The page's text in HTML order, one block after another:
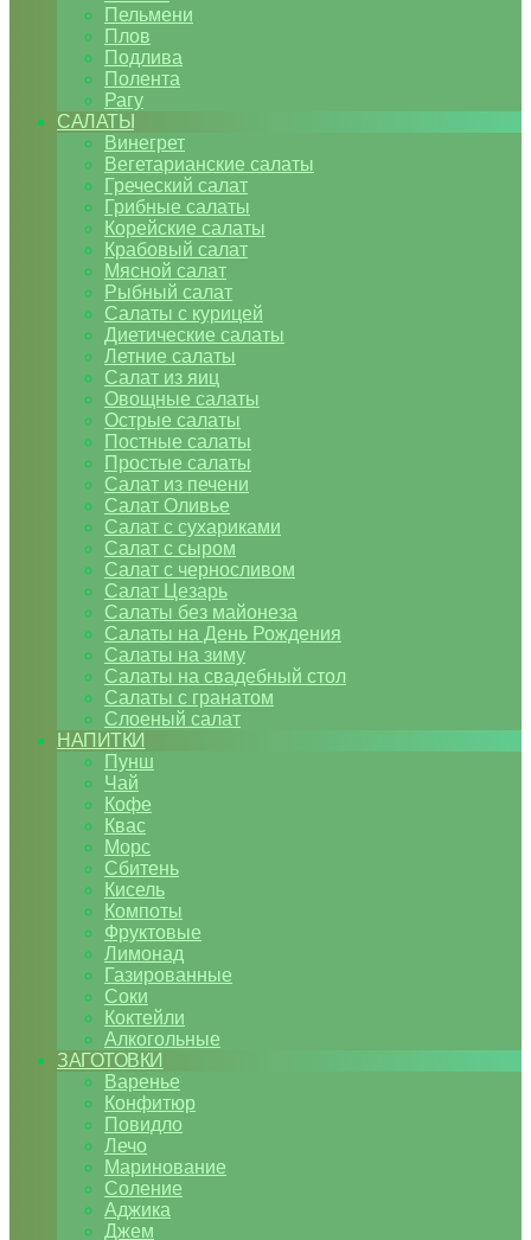
Пельмени
Плов
Подлива
Полента
Рагу
САЛАТЫ
Винегрет
Вегетарианские салаты
Греческий салат
Грибные салаты
Корейские салаты
Крабовый салат
Мясной салат
Рыбный салат
Салаты с курицей
Диетические салаты
Летние салаты
Салат из яиц
Овощные салаты
Острые салаты
Постные салаты
Простые салаты
Салат из печени
Салат Оливье
Салат с сухариками
Салат с сыром
Салат с черносливом
Салат Цезарь
Салаты без майонеза
Салаты на День Рождения
Салаты на зиму
Салаты на свадебный стол
Салаты с гранатом
Слоеный салат
НАПИТКИ
Пунш
Чай
Кофе
Квас
Морс
Сбитень
Кисель
Компоты
Фруктовые
Лимонад
Газированные
Соки
Коктейли
Алкогольные
ЗАГОТОВКИ
Варенье
Конфитюр
Повидло
Лечо
Маринование
Соление
Аджика
Джем